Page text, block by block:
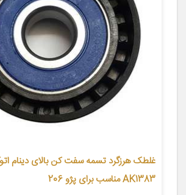
غلطک هرزگرد تسمه سفت کن بالای دینام
AK1383 مناسب برای پژو 206